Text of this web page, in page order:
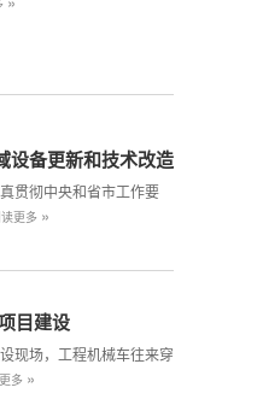
设备更新和技术改造
贯彻中央和省市工作要
更多 »
目建设
现场，工程机械车往来穿
多 »